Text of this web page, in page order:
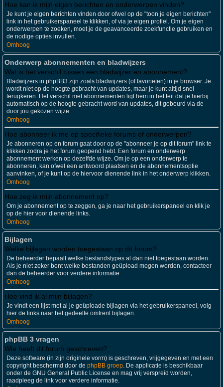
Hoe kan ik mijn eigen berichten en onderwerpen vinden?
Je kunt je eigen berichten vinden door ofwel op de "toon je eigen berichten"
link in het gebruikerspaneel te klikken, of via je eigen profiel. Om je eigen
onderwerpen te zoeken, moet je de geavanceerde zoekfunctie gebruiken en
de nodige opties invullen.
Omhoog
Onderwerp abonnementen en bladwijzers
Wat is het verschil tussen een bladwijzer en abonnement?
Bladwijzers in phpBB3 zijn zoals bladwijzers (of favorieten) in je browser. Je
wordt niet op de hoogte gebracht van updates, maar je kunt altijd snel
terugkeren. Het verschil met abonnementen ligt hem in het feit dat je hierbij
automatisch op de hoogte gebracht word van updates, dit gebeurd via de
door jou gekozen wijze.
Omhoog
Hoe abonneer ik me op specifieke forums of onderwerpen?
Je abonneren op en forum gaat door op de "abonneer je op dit forum" link te
klikken zodra je het forum geopend hebt. Een forum en onderwerp
abonnement werken op dezelfde wijze. Om je op een onderwerp te
abonneren, kan ofwel een antwoord plaatsen en de abonnementsoptie
aanvinken, of je kunt op de hiervoor dienende link in het onderwerp klikken.
Omhoog
Hoe zeg ik mijn abonnement op?
Om je abonnement op te zeggen, ga je naar het gebruikerspaneel en klik je
op de hier voor dienende links.
Omhoog
Bijlagen
Welke bijlagen worden toegestaan op dit forum?
De beheerder bepaalt welke bestandstypes al dan niet toegestaan worden.
Als je niet zeker bent welke bestanden geüpload mogen worden, contacteer
dan de beheerder voor verdere informatie.
Omhoog
Hoe vind ik al mijn bijlagen?
Je vindt een lijst met al je geüploade bijlagen via het gebruikerspaneel, volg
hier de links naar het gedeelte omtrent bijlagen.
Omhoog
phpBB 3 vragen
Wie heeft dit forum geschreven?
Deze software (in zijn originele vorm) is geschreven, vrijgegeven en met een
copyright beschermd door de phpBB groep. De applicatie is beschikbaar
onder de GNU General Public License en mag vrij verspreid worden,
raadpleeg de link voor verdere informatie.